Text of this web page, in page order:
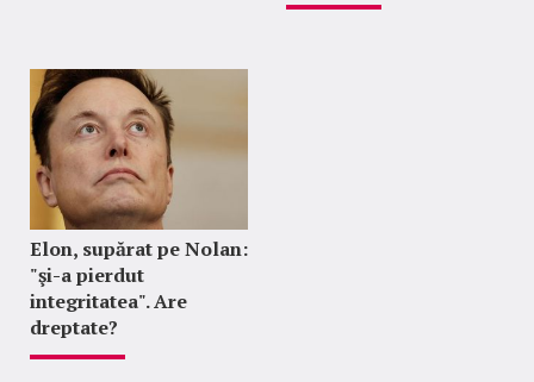
Elon, supărat pe Nolan:
"şi-a pierdut
integritatea". Are
dreptate?